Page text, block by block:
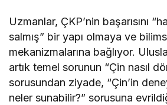
Uzmanlar, ÇKP’nin başarısını
salmış” bir yapı olmaya ve
mekanizmalarına bağlıyor.
artık temel sorunun “Çin nasıl
sorusundan ziyade, “Çin’in
neler sunabilir?” sorusuna